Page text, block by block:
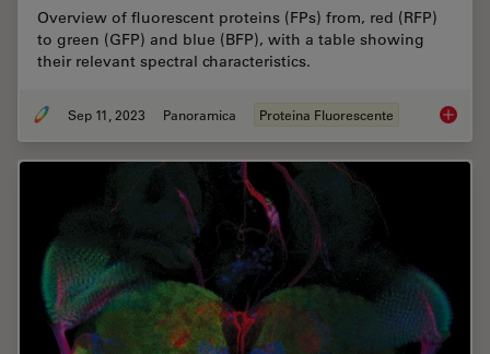
Overview of fluorescent proteins (FPs) from, red (RFP)
to green (GFP) and blue (BFP), with a table showing
their relevant spectral characteristics.
Sep 11, 2023 Panoramica Proteina Fluorescente